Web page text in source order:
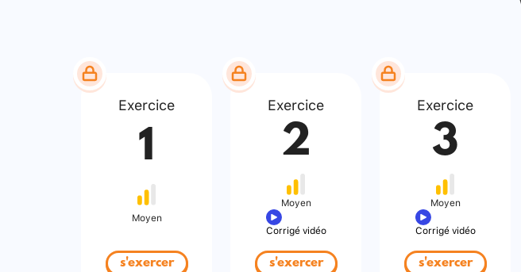
Exercice
1
Moyen
s'exercer
Exercice
2
Moyen
Corrigé vidéo
s'exercer
Exercice
3
Moyen
Corrigé vidéo
s'exercer